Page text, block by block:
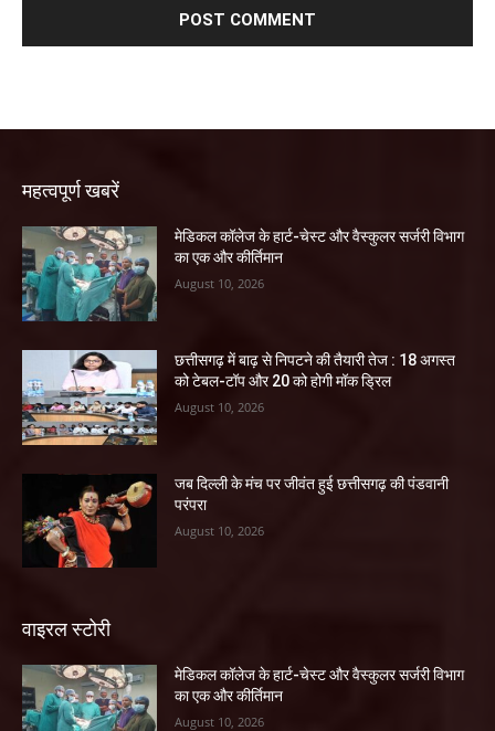
महत्वपूर्ण खबरें
​मेडिकल कॉलेज के हार्ट-चेस्ट और वैस्कुलर सर्जरी विभाग
का एक और कीर्तिमान
August 10, 2026
छत्तीसगढ़ में बाढ़ से निपटने की तैयारी तेज : 18 अगस्त
को टेबल-टॉप और 20 को होगी मॉक ड्रिल
August 10, 2026
जब दिल्ली के मंच पर जीवंत हुई छत्तीसगढ़ की पंडवानी
परंपरा
August 10, 2026
वाइरल स्टोरी
​मेडिकल कॉलेज के हार्ट-चेस्ट और वैस्कुलर सर्जरी विभाग
का एक और कीर्तिमान
August 10, 2026